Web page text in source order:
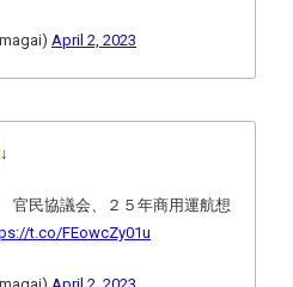
April 2, 2023
↓
官民協議会、２５年商用運航想
t.co/FEowcZy01u